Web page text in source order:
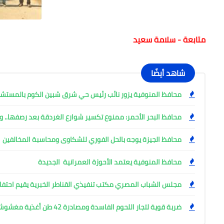
متابعة - سلامة سعيد
شاهد أيضًا
محافظ المنوفية يزور نائب رئيس حي شرق شبين الكوم
محافظ البحر الأحمر: ممنوع تكسير شوارع الغردقة بعد رصفها..
محافظ الجيزة يوجه بالحل الفوري للشكاوى ومحاسبة المخالفين
محافظ المنوفية يعتمد الأحوزة العمرانية الجديدة
مجلس الشباب المصري مكتب تنفيذي القناطر الخبرية يقيم
ضربة قوية لتجار اللحوم الفاسدة ومصادرة 42 طن أغذية مغشوشة بالجيزة